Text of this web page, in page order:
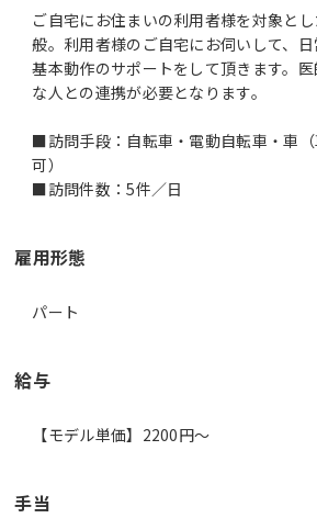
ご自宅にお住まいの利用者様を対象と
般。利用者様のご自宅にお伺いして、
基本動作のサポートをして頂きます。
な人との連携が必要となります。
■訪問手段：自転車・電動自転車・車（
可）
■訪問件数：5件／日
雇用形態
パート
給与
【モデル単価】2200円〜
手当